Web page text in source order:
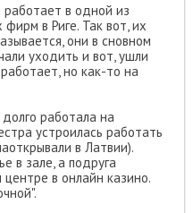
в одной из
в Риге. Так вот, их
они в сновном
уходить и вот, ушли
но как-то на
работала на
устроилась работать
в Латвии).
в зале, а подруга
в онлайн казино.